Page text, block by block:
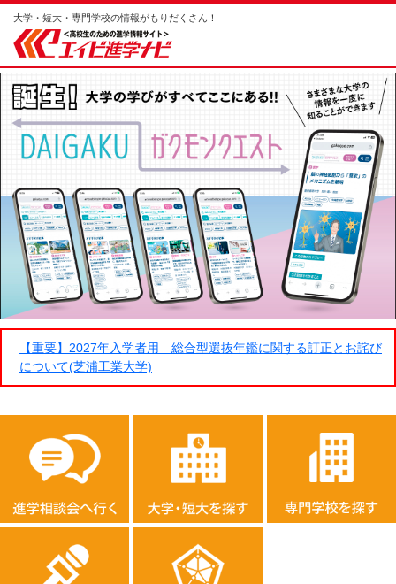
大学・短大・専門学校の情報がもりだくさん！
【重要】2027年入学者用 総合型選抜年鑑に関する訂正とお詫び
について(芝浦工業大学)